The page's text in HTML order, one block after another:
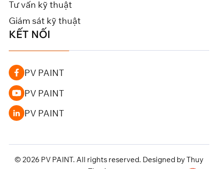
Tư vấn kỹ thuật
Giám sát kỹ thuật
KẾT NỐI
PV PAINT
PV PAINT
PV PAINT
© 2026 PV PAINT. All rights reserved. Designed by Thuy